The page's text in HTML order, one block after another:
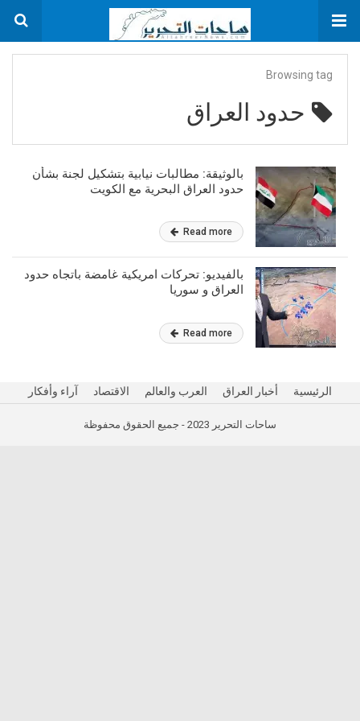
Browsing tag
حدود العراق
بالوثيقة: مطالبات نيابية بتشكيل لجنة بشأن
حدود العراق البحرية مع الكويت
Read more
بالفيديو: تحركات امريكية غامضة باتجاه حدود
العراق و سوريا
Read more
الرئيسية أخبار العراق العرب والعالم الاقتصاد آراء وأفكار
ساحات التحرير 2023 - جميع الحقوق محفوظة